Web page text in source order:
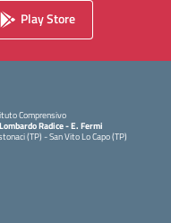
Play Store
Comprensivo
Radice - E. Fermi
(TP) - San Vito Lo Capo (TP)
la pagina iniziale della scuola